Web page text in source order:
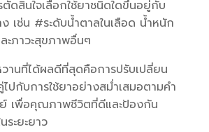
ดสินใจเลือกใช้ยาชนิดใดขึ้นอยู่กับ
เช่น #ระดับน้ำตาลในเลือด น้ำหนัก
ภาวะสุขภาพอื่นๆ
วานที่ได้ผลดีที่สุดคือการปรับเปลี่ยน
ปกับการใช้ยาอย่างสม่ำเสมอตามคำ
เพื่อคุณภาพชีวิตที่ดีและป้องกัน
ระยะยาว